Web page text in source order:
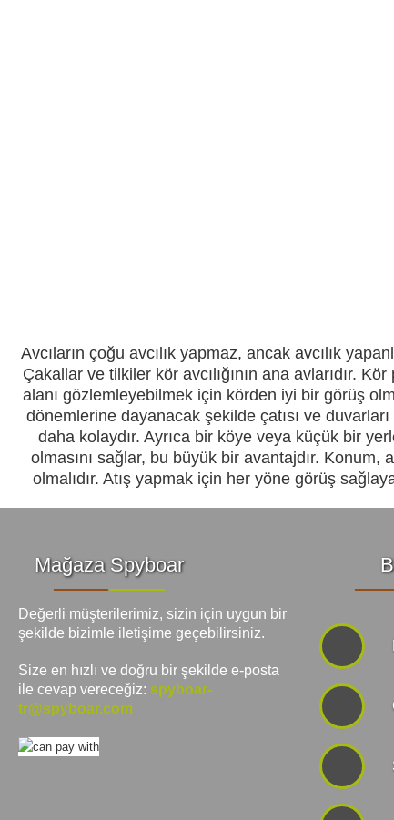
Hediyelik
Arşiv ürünleri
Avcıların çoğu avcılık yapmaz, ancak avcılık
Çakallar ve tilkiler kör avcılığının ana avlarıdır.
alanı gözlemleyebilmek için körden iyi bir görüş
dönemlerine dayanacak şekilde çatısı ve
daha kolaydır. Ayrıca bir köye veya küçük bir
olmasını sağlar, bu büyük bir avantajdır. Konum,
olmalıdır. Atış yapmak için her yöne görüş
Mağaza Spyboar
Değerli müşterilerimiz, sizin için uygun bir
şekilde bizimle iletişime geçebilirsiniz.
Size en hızlı ve doğru bir şekilde e-posta
ile cevap vereceğiz: spyboar-
tr@spyboar.com